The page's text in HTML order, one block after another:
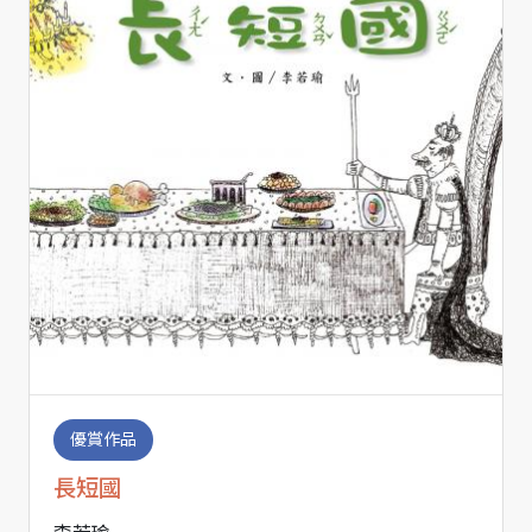
優賞作品
長短國